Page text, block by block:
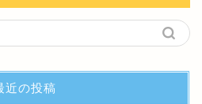
近の投稿